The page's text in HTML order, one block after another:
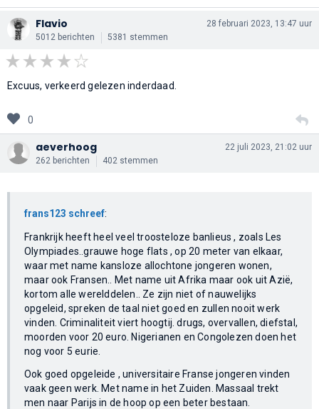
Flavio
5012 berichten 5381 stemmen
28 februari 2023, 13:47 uur
Excuus, verkeerd gelezen inderdaad.
0
aeverhoog
262 berichten 402 stemmen
22 juli 2023, 21:02 uur
frans123 schreef:
Frankrijk heeft heel veel troosteloze banlieus , zoals Les
Olympiades..grauwe hoge flats , op 20 meter van elkaar,
waar met name kansloze allochtone jongeren wonen,
maar ook Fransen.. Met name uit Afrika maar ook uit Azië,
kortom alle werelddelen.. Ze zijn niet of nauwelijks
opgeleid, spreken de taal niet goed en zullen nooit werk
vinden. Criminaliteit viert hoogtij. drugs, overvallen, diefstal,
moorden voor 20 euro. Nigerianen en Congolezen doen het
nog voor 5 eurie.
Ook goed opgeleide , universitaire Franse jongeren vinden
vaak geen werk. Met name in het Zuiden. Massaal trekt
men naar Parijs in de hoop op een beter bestaan.